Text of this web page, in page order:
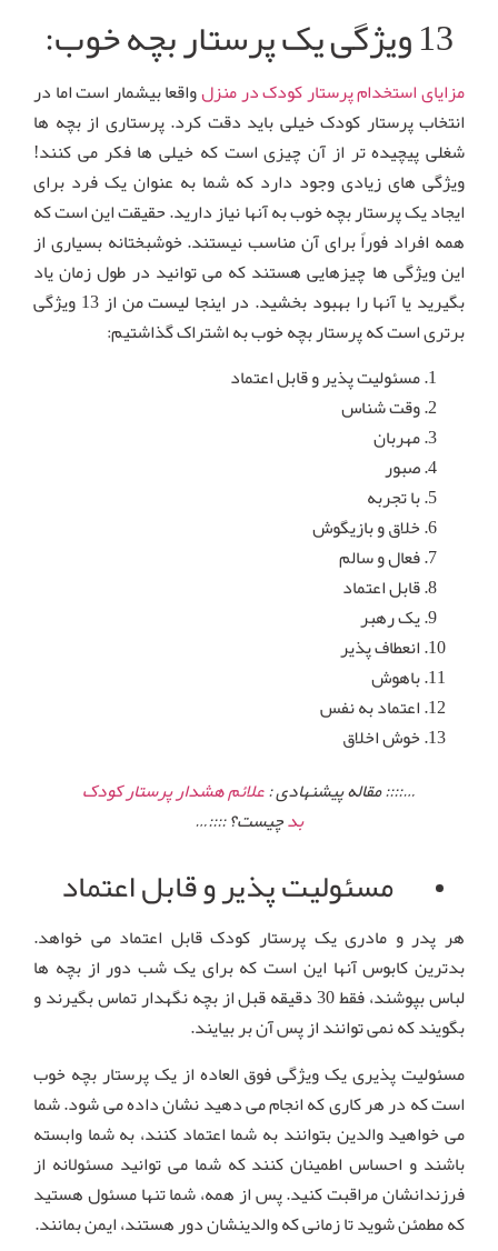
13 ویژگی یک پرستار بچه خوب:
مزایای استخدام پرستار کودک در منزلواقعا بیشمار است اما در
انتخاب پرستار کودک خیلی باید دقت کرد. پرستاری از بچه ها
شغلی پیچیده تر از آن چیزی است که خیلی ها فکر می کنند!
ویژگی های زیادی وجود دارد که شما به عنوان یک فرد برای
ایجاد یک پرستار بچه خوب به آنها نیاز دارید. حقیقت این است که
همه افراد فوراً برای آن مناسب نیستند. خوشبختانه بسیاری از
این ویژگی ها چیزهایی هستند که می توانید در طول زمان یاد
بگیرید یا آنها را بهبود بخشید. در اینجا لیست من از 13 ویژگی
برتری است که پرستار بچه خوب به اشتراک گذاشتیم:
مسئولیت پذیر و قابل اعتماد
وقت شناس
مهربان
صبور
با تجربه
خلاق و بازیگوش
فعال و سالم
قابل اعتماد
یک رهبر
انعطاف پذیر
باهوش
اعتماد به نفس
خوش اخلاق
…:::: مقاله پیشنهادی :علائم هشدار پرستار کودک
بدچیست؟ ::::…
مسئولیت پذیر و قابل اعتماد
هر پدر و مادری یک پرستار کودک قابل اعتماد می خواهد.
بدترین کابوس آنها این است که برای یک شب دور از بچه ها
لباس بپوشند، فقط 30 دقیقه قبل از بچه نگهدار تماس بگیرند و
بگویند که نمی توانند از پس آن بر بیایند.
مسئولیت پذیری یک ویژگی فوق العاده از یک پرستار بچه خوب
است که در هر کاری که انجام می دهید نشان داده می شود. شما
می خواهید والدین بتوانند به شما اعتماد کنند، به شما وابسته
باشند و احساس اطمینان کنند که شما می توانید مسئولانه از
فرزندانشان مراقبت کنید. پس از همه، شما تنها مسئول هستید
که مطمئن شوید تا زمانی که والدینشان دور هستند، ایمن بمانند.